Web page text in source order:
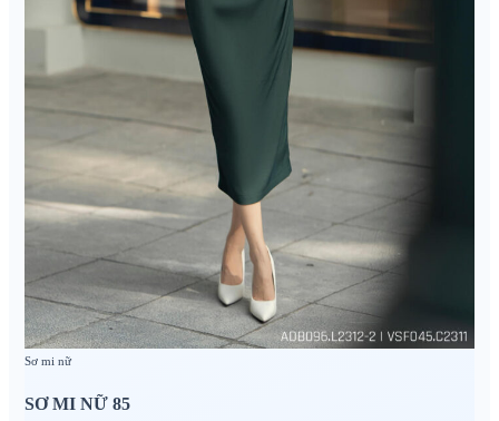
Sơ mi nữ
SƠ MI NỮ 85